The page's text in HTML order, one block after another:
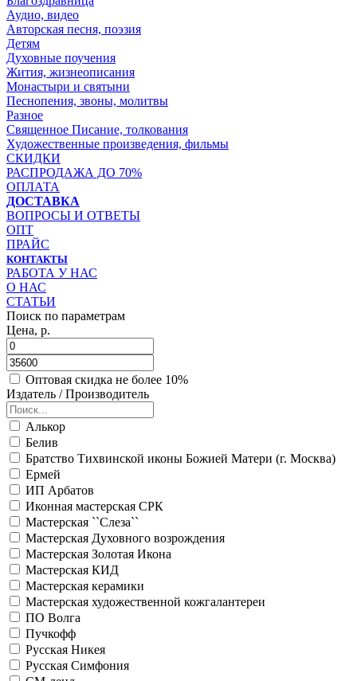
Аудио, видео
Авторская песня, поэзия
Детям
Духовные поучения
Жития, жизнеописания
Монастыри и святыни
Песнопения, звоны, молитвы
Разное
Священное Писание, толкования
Художественные произведения, фильмы
СКИДКИ
РАСПРОДАЖА ДО 70%
ОПЛАТА
ДОСТАВКА
ВОПРОСЫ И ОТВЕТЫ
ОПТ
ПРАЙС
КОНТАКТЫ
РАБОТА У НАС
О НАС
СТАТЬИ
Поиск по параметрам
Цена, р.
Оптовая скидка не более 10%
Издатель / Производитель
Алькор
Белив
Братство Тихвинской иконы Божией Матери (г. Москва)
Ермей
ИП Арбатов
Иконная мастерская СРК
Мастерская ``Слеза``
Мастерская Духовного возрождения
Мастерская Золотая Икона
Мастерская КИД
Мастерская керамики
Мастерская художественной кожгалантереи
ПО Волга
Пучкофф
Русская Никея
Русская Симфония